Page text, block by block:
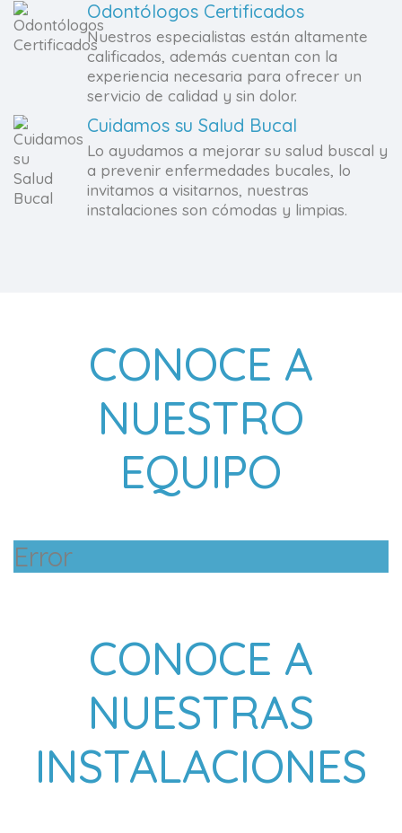
Odontólogos Certificados
Nuestros especialistas están altamente
calificados, además cuentan con la
experiencia necesaria para ofrecer un
servicio de calidad y sin dolor.
Cuidamos su Salud Bucal
Lo ayudamos a mejorar su salud buscal y
a prevenir enfermedades bucales, lo
invitamos a visitarnos, nuestras
instalaciones son cómodas y limpias.
CONOCE A
NUESTRO
EQUIPO
Error
CONOCE A
NUESTRAS
INSTALACIONES